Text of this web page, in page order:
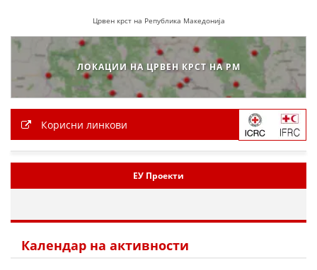
Црвен крст на Република Македонија
ЛОКАЦИИ НА ЦРВЕН КРСТ НА РМ
Корисни линкови
ЕУ Проекти
Календар на активности